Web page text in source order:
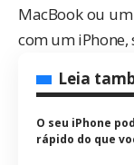
MacBook ou
com um iPhone,
Leia
O seu iPhone
rápido do que